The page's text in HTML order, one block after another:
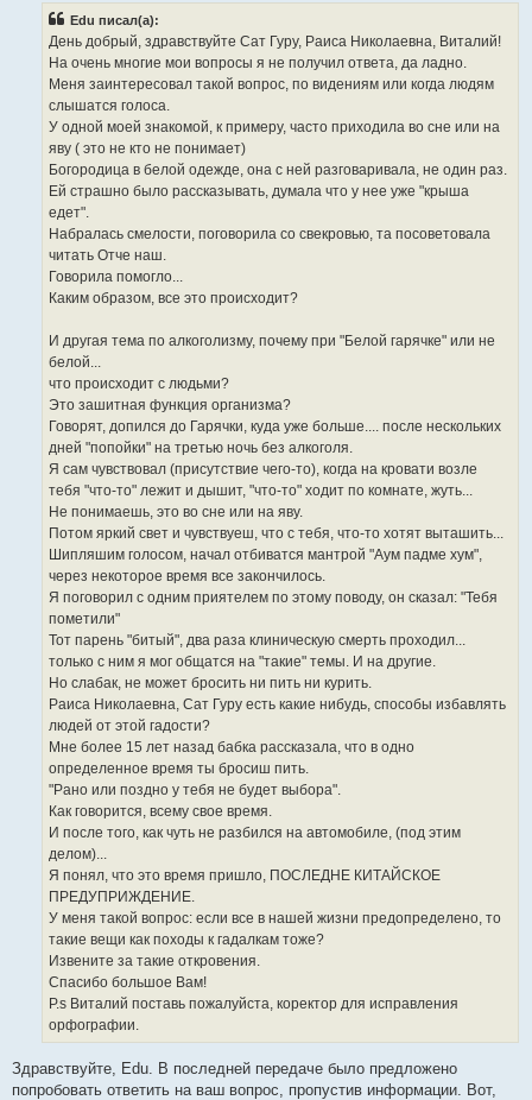
Edu писал(а):
День добрый, здравствуйте Сат Гуру, Раиса Николаевна, Виталий!
На очень многие мои вопросы я не получил ответа, да ладно.
Меня заинтересовал такой вопрос, по видениям или когда людям
слышатся голоса.
У одной моей знакомой, к примеру, часто приходила во сне или на
яву ( это не кто не понимает)
Богородица в белой одежде, она с ней разговаривала, не один раз.
Ей страшно было рассказывать, думала что у нее уже "крыша
едет".
Набралась смелости, поговорила со свекровью, та посоветовала
читать Отче наш.
Говорила помогло...
Каким образом, все это происходит?
И другая тема по алкоголизму, почему при "Белой гарячке" или не
белой...
что происходит с людьми?
Это зашитная функция организма?
Говорят, допился до Гарячки, куда уже больше.... после нескольких
дней "попойки" на третью ночь без алкоголя.
Я сам чувствовал (присутствие чего-то), когда на кровати возле
тебя "что-то" лежит и дышит, "что-то" ходит по комнате, жуть...
Не понимаешь, это во сне или на яву.
Потом яркий свет и чувствуеш, что с тебя, что-то хотят выташить...
Шипляшим голосом, начал отбиватся мантрой "Аум падме хум",
через некоторое время все закончилось.
Я поговорил с одним приятелем по этому поводу, он сказал: "Тебя
пометили"
Тот парень "битый", два раза клиническую смерть проходил...
только с ним я мог общатся на "такие" темы. И на другие.
Но слабак, не может бросить ни пить ни курить.
Раиса Николаевна, Сат Гуру есть какие нибудь, способы избавлять
людей от этой гадости?
Мне более 15 лет назад бабка рассказала, что в одно
определенное время ты бросиш пить.
"Рано или поздно у тебя не будет выбора".
Как говорится, всему свое время.
И после того, как чуть не разбился на автомобиле, (под этим
делом)...
Я понял, что это время пришло, ПОСЛЕДНЕ КИТАЙСКОЕ
ПРЕДУПРИЖДЕНИЕ.
У меня такой вопрос: если все в нашей жизни предопределено, то
такие вещи как походы к гадалкам тоже?
Извените за такие откровения.
Спасибо большое Вам!
P.s Виталий поставь пожалуйста, коректор для исправления
орфографии.
Здравствуйте, Edu. В последней передаче было предложено
попробовать ответить на ваш вопрос, пропустив информации. Вот,